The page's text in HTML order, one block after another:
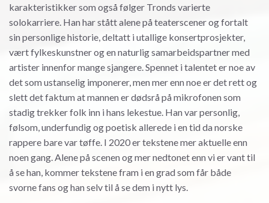
karakteristikker som også følger Tronds varierte
solokarriere. Han har stått alene på teaterscener og fortalt
sin personlige historie, deltatt i utallige konsertprosjekter,
vært fylkeskunstner og en naturlig samarbeidspartner med
artister innenfor mange sjangere. Spennet i talentet er noe av
det som ustanselig imponerer, men mer enn noe er det rett og
slett det faktum at mannen er dødsrå på mikrofonen som
stadig trekker folk inn i hans lekestue. Han var personlig,
følsom, underfundig og poetisk allerede i en tid da norske
rappere bare var tøffe. I 2020 er tekstene mer aktuelle enn
noen gang. Alene på scenen og mer nedtonet enn vi er vant til
å se han, kommer tekstene fram i en grad som får både
svorne fans og han selv til å se dem i nytt lys.